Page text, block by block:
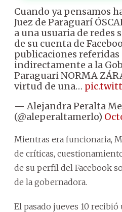
Cuando ya pensamos
Juez de Paraguarí
a una usuaria de redes
de su cuenta de
publicaciones referidas
indirectamente a la
Paraguari NORMA
virtud de una…
— Alejandra Peralta
(@aleperaltamerlo)
Mientras era funcionaria,
de críticas,
de su perfil del Facebook
de la gobernadora.
El pasado jueves 10